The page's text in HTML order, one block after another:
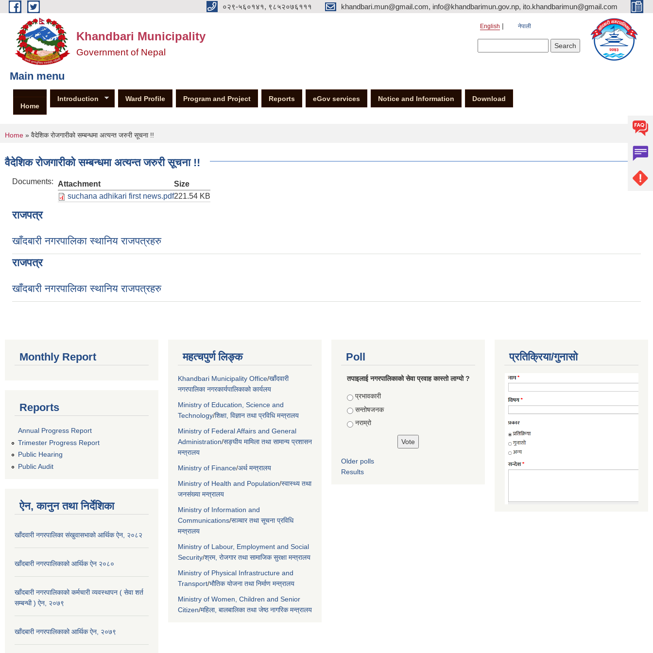
Skip to main content ०२९-५६०१४१, ९८५२०७६१११ khandbari.mun@gmail.com, info@khandbarimun.gov.np, ito.khandbarimun@gmail.com
Khandbari Municipality
Government of Nepal
English नेपाली
Main menu
Home
Introduction Ward Profile Program and Project Reports eGov services Notice and Information Download
You are here
Home » वैदेशिक रोजगारीको सम्बन्धमा अत्यन्त जरुरी सूचना !!
वैदेशिक रोजगारीको सम्बन्धमा अत्यन्त जरुरी सूचना !!
Documents: Attachment
Size
suchana adhikari first news.pdf221.54 KB
राजपत्र
खाँदबारी नगरपालिका स्थानिय राजपत्रहरु
राजपत्र
खाँदबारी नगरपालिका स्थानिय राजपत्रहरु
Monthly Report
Reports
Annual Progress Report
Trimester Progress Report
Public Hearing
Public Audit
ऐन, कानुन तथा निर्देशिका
खाँदवारी नगरपालिका संखुवासभाको आर्थिक ऐन, २०८२
खाँदबारी नगरपालिकाको आर्थिक ऐन २०८०
खाँदबारी नगरपालिकाको कर्मचारी व्यवस्थापन ( सेवा शर्त
सम्बन्धी ) ऐन, २०७९
खाँदबारी नगरपालिकाको आर्थिक ऐन, २०७९
महत्चपुर्ण लिङ्क
Khandbari Municipality Office/खाँदवारी
नगरपालिका नगरकार्यपालिकाको कार्यलय
Ministry of Education, Science and
Technology/शिक्षा, विज्ञान तथा प्रविधि मन्त्रालय
Ministry of Federal Affairs and General
Administration/सङ्घीय मामिला तथा सामान्य प्रशासन
मन्त्रालय
Ministry of Finance/अर्थ मन्त्रालय
Ministry of Health and Population/स्वास्थ्य तथा
जनसंख्या मन्त्रालय
Ministry of Information and
Communications/सञ्चार तथा सूचना प्रविधि
मन्त्रालय
Ministry of Labour, Employment and Social
Security/श्रम, रोजगार तथा सामाजिक सुरक्षा मन्त्रालय
Ministry of Physical Infrastructure and
Transport/भौतिक योजना तथा निर्माण मन्त्रालय
Ministry of Women, Children and Senior
Citizen/महिला, बालबालिका तथा जेष्ठ नागरिक मन्त्रालय
Poll
तपाइलाई नगरपालिकाको सेवा प्रवाह कास्तो लाग्यो ?
Choices
प्रभावकारी
सन्तोषजनक
नराम्रो
Older polls
Results
प्रतिक्रिया/गुनासो